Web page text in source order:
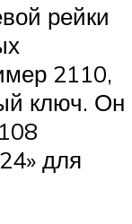
рейки
2110,
ключ. Он
для